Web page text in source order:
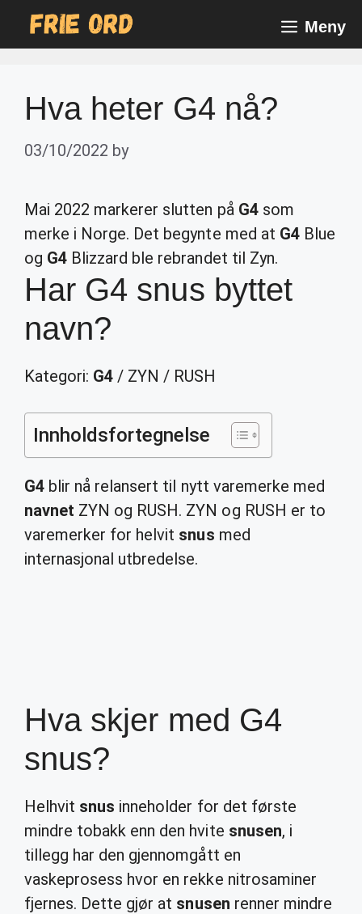
Meny
Hva heter G4 nå?
03/10/2022 by
Mai 2022 markerer slutten på G4som
merke i Norge. Det begynte med at G4Blue
og G4 Blizzard ble rebrandet til Zyn.
Har G4 snus byttet
navn?
Kategori: G4 / ZYN / RUSH
Innholdsfortegnelse
G4 blir nå relansert til nytt varemerke med
navnet ZYN og RUSH. ZYN og RUSH er to
varemerker for helvit snus med
internasjonal utbredelse.
Hva skjer med G4
snus?
Helhvit snus inneholder for det første
mindre tobakk enn den hvite snusen, i
tillegg har den gjennomgått en
vaskeprosess hvor en rekke nitrosaminer
fjernes. Dette gjør at snusen renner mindre